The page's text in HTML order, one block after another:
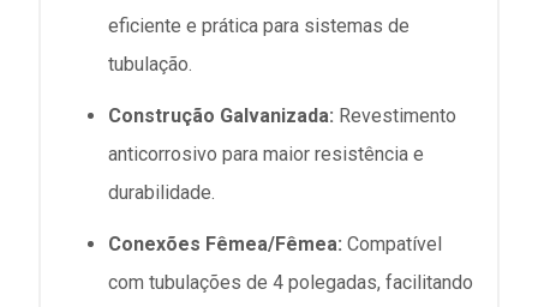
eficiente e prática para sistemas de
tubulação.
Construção Galvanizada: Revestimento
anticorrosivo para maior resistência e
durabilidade.
Conexões Fêmea/Fêmea: Compatível
com tubulações de 4 polegadas, facilitando